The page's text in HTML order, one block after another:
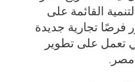
القائمة على
فرصًا تجارية جديدة
تعمل على تطوير
مصر.